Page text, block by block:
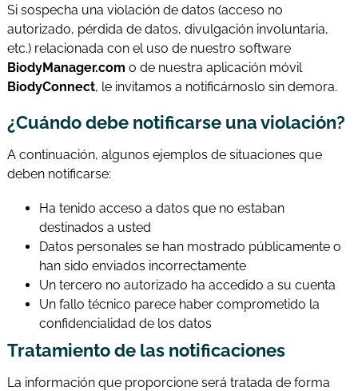
Si sospecha una violación de datos (acceso no
autorizado, pérdida de datos, divulgación involuntaria,
etc.) relacionada con el uso de nuestro software
BiodyManager.com o de nuestra aplicación móvil
BiodyConnect, le invitamos a notificárnoslo sin demora.
¿Cuándo debe notificarse una violación?
A continuación, algunos ejemplos de situaciones que
deben notificarse:
Ha tenido acceso a datos que no estaban
destinados a usted
Datos personales se han mostrado públicamente o
han sido enviados incorrectamente
Un tercero no autorizado ha accedido a su cuenta
Un fallo técnico parece haber comprometido la
confidencialidad de los datos
Tratamiento de las notificaciones
La información que proporcione será tratada de forma